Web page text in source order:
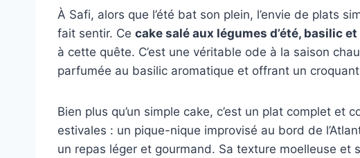
À Safi, alors que l’été bat son plein, l’envie de plats
fait sentir. Ce cake salé aux légumes d’été, basilic
à cette quête. C’est une véritable ode à la saison
parfumée au basilic aromatique et offrant un
Bien plus qu’un simple cake, c’est un plat complet et
estivales : un pique-nique improvisé au bord de
un repas léger et gourmand. Sa texture moelleuse et